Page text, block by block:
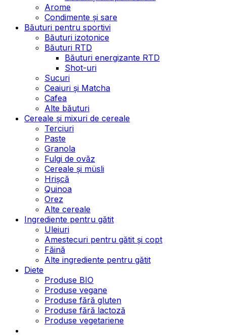
Arome
Condimente și sare
Băuturi pentru sportivi
Băuturi izotonice
Băuturi RTD
Băuturi energizante RTD
Shot-uri
Sucuri
Ceaiuri și Matcha
Cafea
Alte băuturi
Cereale și mixuri de cereale
Terciuri
Paste
Granola
Fulgi de ovăz
Cereale și müsli
Hrișcă
Quinoa
Orez
Alte cereale
Ingrediente pentru gătit
Uleiuri
Amestecuri pentru gătit și copt
Făină
Alte ingrediente pentru gătit
Diete
Produse BIO
Produse vegane
Produse fără gluten
Produse fără lactoză
Produse vegetariene